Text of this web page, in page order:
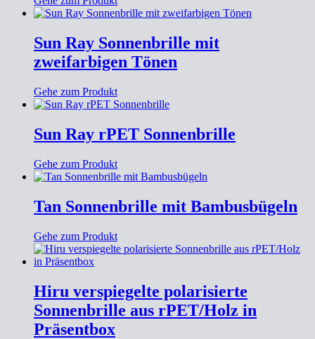
Sun Ray Sonnenbrille mit
zweifarbigen Tönen
Gehe zum Produkt
Sun Ray rPET Sonnenbrille
Gehe zum Produkt
Tan Sonnenbrille mit Bambusbügeln
Gehe zum Produkt
Hiru verspiegelte polarisierte
Sonnenbrille aus rPET/Holz in
Präsentbox